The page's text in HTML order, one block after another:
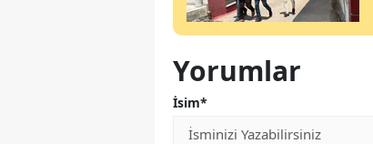
Yorumlar
İsim*